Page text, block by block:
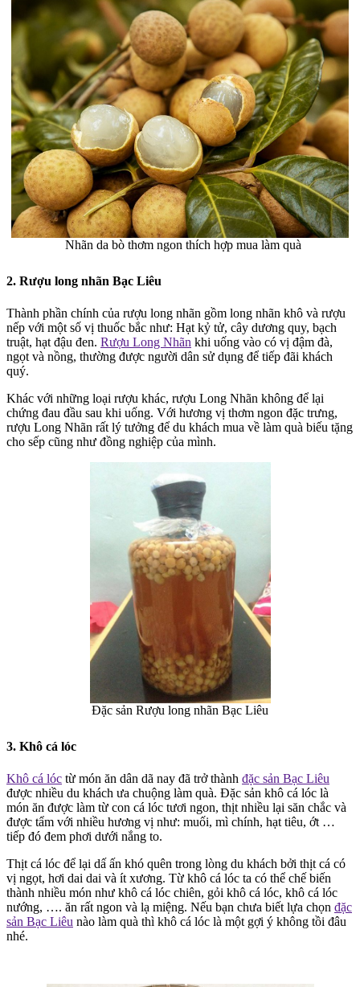
Nhãn da bò thơm ngon thích hợp mua làm quà
2. Rượu long nhãn Bạc Liêu
Thành phần chính của rượu long nhãn gồm long nhãn khô và rượu
nếp với một số vị thuốc bắc như: Hạt kỷ tử, cây dương quy, bạch
truật, hạt đậu đen. Rượu Long Nhãn khi uống vào có vị đậm đà,
ngọt và nồng, thường được người dân sử dụng để tiếp đãi khách
quý.
Khác với những loại rượu khác, rượu Long Nhãn không để lại
chứng đau đầu sau khi uống. Với hương vị thơm ngon đặc trưng,
rượu Long Nhãn rất lý tưởng để du khách mua về làm quà biếu tặng
cho sếp cũng như đồng nghiệp của mình.
Đặc sản Rượu long nhãn Bạc Liêu
3. Khô cá lóc
Khô cá lóc từ món ăn dân dã nay đã trở thành đặc sản Bạc Liêu
được nhiều du khách ưa chuộng làm quà. Đặc sản khô cá lóc là
món ăn được làm từ con cá lóc tươi ngon, thịt nhiều lại săn chắc và
được tẩm với nhiều hương vị như: muối, mì chính, hạt tiêu, ớt …
tiếp đó đem phơi dưới nắng to.
Thịt cá lóc để lại dấ ấn khó quên trong lòng du khách bởi thịt cá có
vị ngọt, hơi dai dai và ít xương. Từ khô cá lóc ta có thể chế biến
thành nhiều món như khô cá lóc chiên, gỏi khô cá lóc, khô cá lóc
nướng, …. ăn rất ngon và lạ miệng. Nếu bạn chưa biết lựa chọn đặc
sản Bạc Liêu nào làm quà thì khô cá lóc là một gợi ý không tồi đâu
nhé.